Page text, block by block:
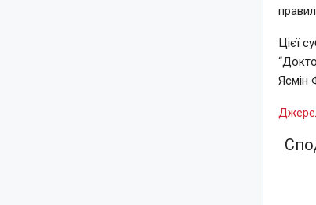
Цієї
Ясмін